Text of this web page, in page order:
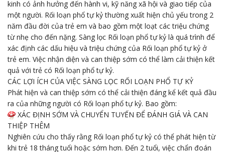
kinh có ảnh hưởng đến hành vi, kỹ năng xã hội và giao tiếp của
một người. Rối loạn phổ tự kỷ thường xuất hiện chủ yếu trong 2
năm đầu đời của trẻ em và bao gồm một loạt các triệu chứng
từ nhẹ cho đến nặng. Sàng lọc Rối loạn phổ tự kỷ là quá trình để
xác định các dấu hiệu và triệu chứng của Rối loạn phổ tự kỷ ở
trẻ em. Việc nhận diện và can thiệp sớm có thể làm cải thiện kết
quả với trẻ có Rối loạn phổ tự kỷ.
CÁC LỢI ÍCH CỦA VIỆC SÀNG LỌC RỐI LOẠN PHỔ TỰ KỶ
Phát hiện và can thiệp sớm có thể cải thiện đáng kể kết quả đầu
ra của những người có Rối loạn phổ tự kỷ. Bao gồm:
XÁC ĐỊNH SỚM VÀ CHUYỂN TUYẾN ĐỂ ĐÁNH GIÁ VÀ CAN
THIỆP THÊM
Nghiên cứu cho thấy rằng Rối loạn phổ tự kỷ có thể phát hiện từ
khi trẻ 18 tháng tuổi hoặc sớm hơn. Đến 2 tuổi, việc chẩn đoán